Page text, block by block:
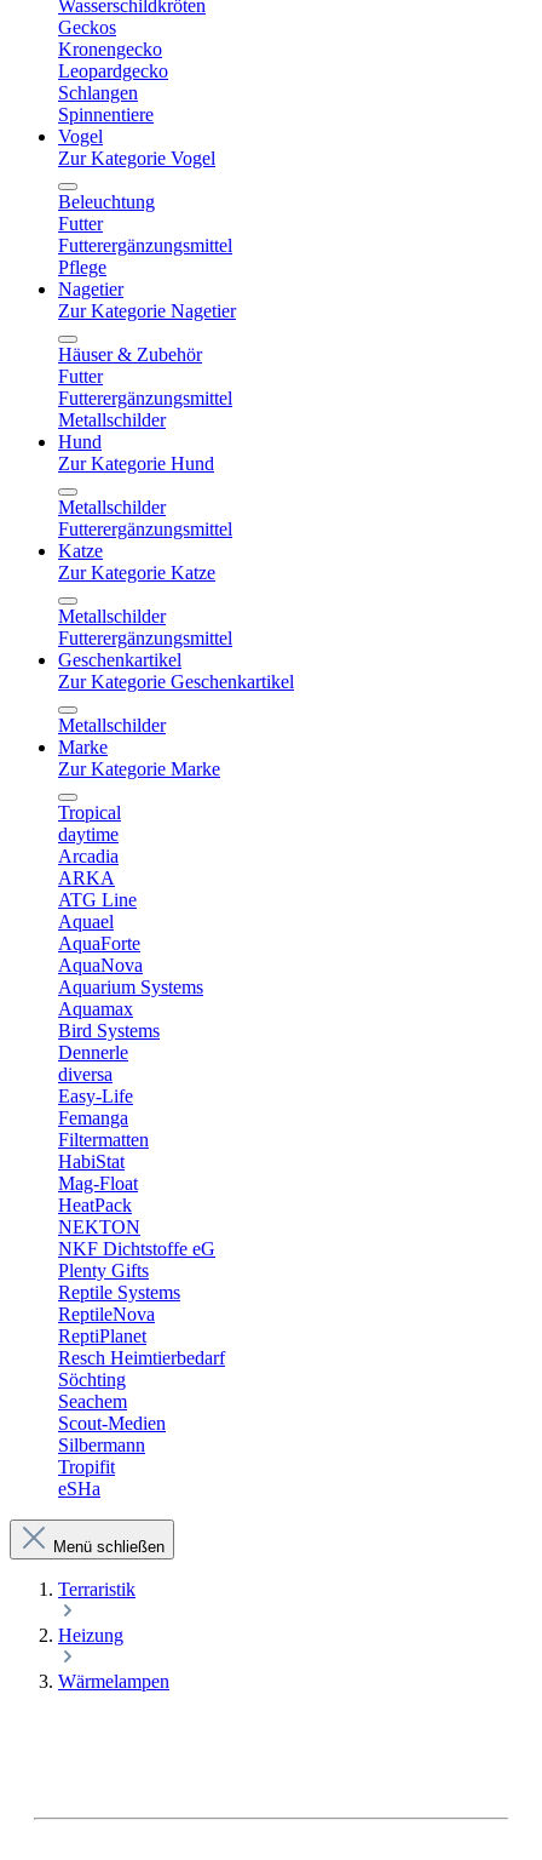
Wasserschildkröten
Geckos
Kronengecko
Leopardgecko
Schlangen
Spinnentiere
Vogel
Zur Kategorie Vogel
Beleuchtung
Futter
Futterergänzungsmittel
Pflege
Nagetier
Zur Kategorie Nagetier
Häuser & Zubehör
Futter
Futterergänzungsmittel
Metallschilder
Hund
Zur Kategorie Hund
Metallschilder
Futterergänzungsmittel
Katze
Zur Kategorie Katze
Metallschilder
Futterergänzungsmittel
Geschenkartikel
Zur Kategorie Geschenkartikel
Metallschilder
Marke
Zur Kategorie Marke
Tropical
daytime
Arcadia
ARKA
ATG Line
Aquael
AquaForte
AquaNova
Aquarium Systems
Aquamax
Bird Systems
Dennerle
diversa
Easy-Life
Femanga
Filtermatten
HabiStat
Mag-Float
HeatPack
NEKTON
NKF Dichtstoffe eG
Plenty Gifts
Reptile Systems
ReptileNova
ReptiPlanet
Resch Heimtierbedarf
Söchting
Seachem
Scout-Medien
Silbermann
Tropifit
eSHa
Menü schließen
Terraristik
Heizung
Wärmelampen